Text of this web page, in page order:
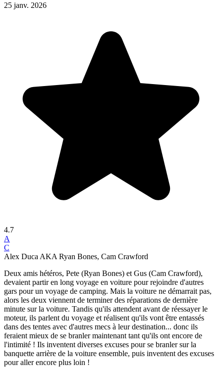
25 janv. 2026
4.7
A
C
Alex Duca AKA Ryan Bones, Cam Crawford
Deux amis hétéros, Pete (Ryan Bones) et Gus (Cam Crawford),
devaient partir en long voyage en voiture pour rejoindre d'autres
gars pour un voyage de camping. Mais la voiture ne démarrait pas,
alors les deux viennent de terminer des réparations de dernière
minute sur la voiture. Tandis qu'ils attendent avant de réessayer le
moteur, ils parlent du voyage et réalisent qu'ils vont être entassés
dans des tentes avec d'autres mecs à leur destination... donc ils
feraient mieux de se branler maintenant tant qu'ils ont encore de
l'intimité ! Ils inventent diverses excuses pour se branler sur la
banquette arrière de la voiture ensemble, puis inventent des excuses
pour aller encore plus loin !